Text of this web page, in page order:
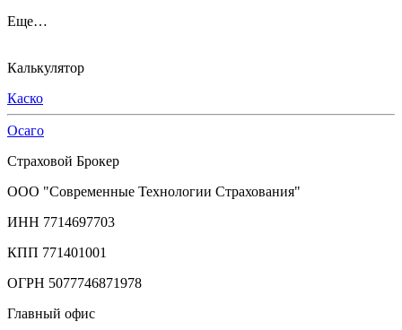
Еще…
Калькулятор
Каско
Осаго
Страховой Брокер
ООО "Современные Технологии Страхования"
ИНН 7714697703
КПП 771401001
ОГРН 5077746871978
Главный офис